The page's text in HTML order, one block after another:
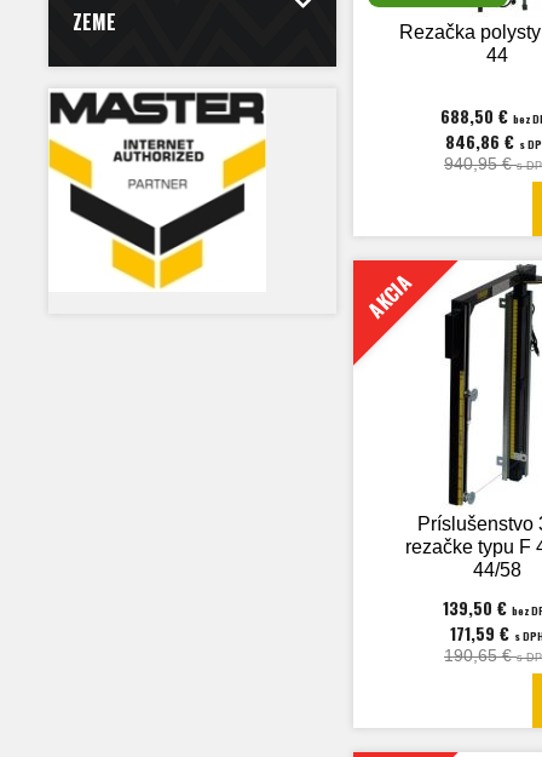
ZEME
Rezačka
44
688,50 € bez
846,86 € s
940,95 €s
AKCIA
Príslušenstvo
rezačke typu F
44/58
139,50 € bez
171,59 € s
190,65 €s